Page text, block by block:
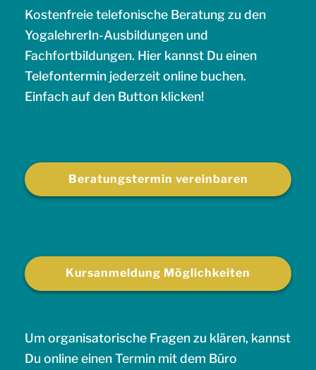
Kostenfreie telefonische Beratung zu den
YogalehrerIn-Ausbildungen und
Fachfortbildungen. Hier kannst Du einen
Telefontermin jederzeit online buchen.
Einfach auf den Button klicken!
Beratungstermin vereinbaren
Kursanmeldung Möglichkeiten
Um organisatorische Fragen zu klären, kannst
Du online einen Termin mit dem Büro